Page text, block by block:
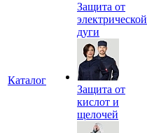
Каталог
Защита от
электрической
дуги
Защита от
кислот и
щелочей